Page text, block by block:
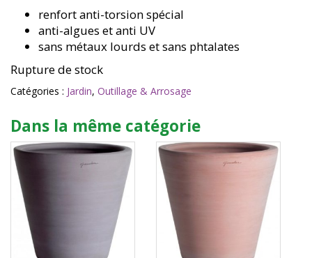
renfort anti-torsion spécial
anti-algues et anti UV
sans métaux lourds et sans phtalates
Rupture de stock
Catégories : Jardin, Outillage & Arrosage
Dans la même catégorie